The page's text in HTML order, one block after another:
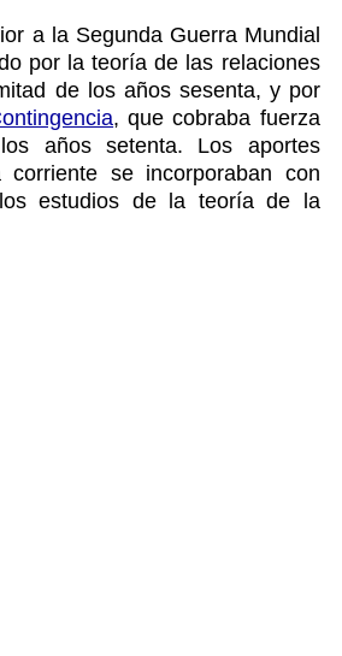
a la Segunda Guerra Mundial
por la teoría de las relaciones
de los años sesenta, y por
, que cobraba fuerza
años setenta. Los aportes
se incorporaban con
estudios de la teoría de la